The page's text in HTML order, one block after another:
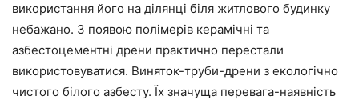
використання його на ділянці біля житлового будинку
небажано. З появою полімерів керамічні та
азбестоцементні дрени практично перестали
використовуватися. Виняток-труби-дрени з екологічно
чистого білого азбесту. Їх значуща перевага-наявність